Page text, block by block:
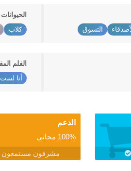
التسوق كلاب
الفلم
أنا
الدعم
100% مجاني
مشرفون مستمعون